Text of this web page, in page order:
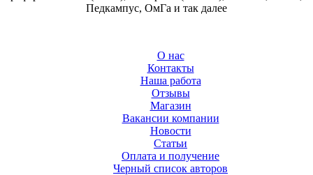
Педкампус, ОмГа и так далее
О нас
Контакты
Наша работа
Отзывы
Магазин
Вакансии компании
Новости
Статьи
Оплата и получение
Черный список авторов